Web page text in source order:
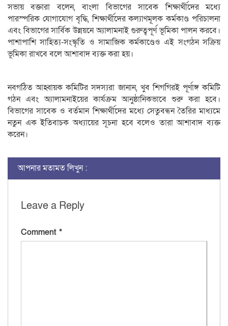
সভায় বক্তারা বলেন, বাংলা বিভাগের সাবেক শিক্ষার্থীদের মধ্যে
পারস্পরিক যোগাযোগ বৃদ্ধি, শিক্ষার্থীদের কল্যাণমূলক কর্মকাণ্ড পরিচালনা
এবং বিভাগের সার্বিক উন্নয়নে অ্যালামনাই গুরুত্বপূর্ণ ভূমিকা পালন করবে।
পাশাপাশি সাহিত্য-সংস্কৃতি ও সামাজিক কর্মকাণ্ডেও এই সংগঠন সক্রিয়
ভূমিকা রাখবে বলে আশাবাদ ব্যক্ত করা হয়।
নবগঠিত আহ্বায়ক কমিটির সদস্যরা জানান, খুব শিগগিরই পূর্ণাঙ্গ কমিটি
গঠন এবং অ্যালামনাইয়ের কার্যক্রম আনুষ্ঠানিকভাবে শুরু করা হবে।
বিভাগের সাবেক ও বর্তমান শিক্ষার্থীদের মধ্যে সেতুবন্ধন তৈরির মাধ্যমে
নতুন এক ইতিবাচক অধ্যায়ের সূচনা হবে বলেও তারা আশাবাদ ব্যক্ত
করেন।
আপনার মতামত লিখুন :
Leave a Reply
Comment *